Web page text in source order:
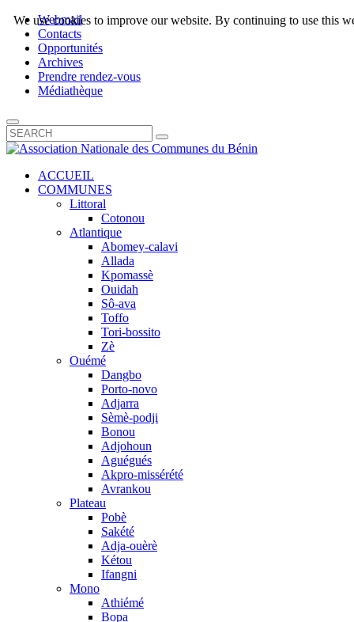
Webmail
Contacts
Opportunités
Archives
Prendre rendez-vous
Médiathèque
ACCUEIL
COMMUNES
Littoral
Cotonou
Atlantique
Abomey-calavi
Allada
Kpomassè
Ouidah
Sô-ava
Toffo
Tori-bossito
Zè
Ouémé
Dangbo
Porto-novo
Adjarra
Sèmè-podji
Bonou
Adjohoun
Aguégués
Akpro-missérété
Avrankou
Plateau
Pobè
Sakété
Adja-ouèrè
Kétou
Ifangni
Mono
Athiémé
Bopa
We use cookies to improve our website. By continuing to use this